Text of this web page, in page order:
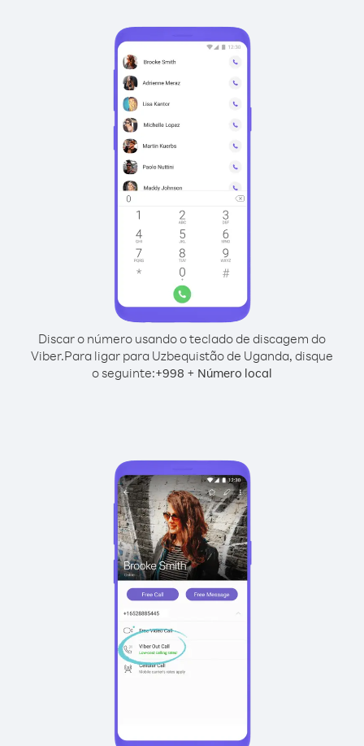
Discar o número usando o teclado de discagem do
Viber.Para ligar para Uzbequistão de Uganda, disque
o seguinte:+998 + Número local